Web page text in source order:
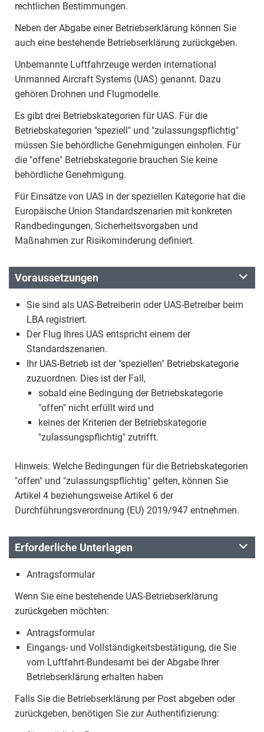
rechtlichen Bestimmungen.
Neben der Abgabe einer Betriebserklärung können Sie
auch eine bestehende Betriebserklärung zurückgeben.
Unbemannte Luftfahrzeuge werden international
Unmanned Aircraft Systems (UAS) genannt. Dazu
gehören Drohnen und Flugmodelle.
Es gibt drei Betriebskategorien für UAS. Für die
Betriebskategorien "speziell" und "zulassungspflichtig"
müssen Sie behördliche Genehmigungen einholen. Für
die "offene" Betriebskategorie brauchen Sie keine
behördliche Genehmigung.
Für Einsätze von UAS in der speziellen Kategorie hat die
Europäische Union Standardszenarien mit konkreten
Randbedingungen, Sicherheitsvorgaben und
Maßnahmen zur Risikominderung definiert.
Voraussetzungen
Sie sind als UAS-Betreiberin oder UAS-Betreiber beim
LBA registriert.
Der Flug Ihres UAS entspricht einem der
Standardszenarien.
Ihr UAS-Betrieb ist der "speziellen" Betriebskategorie
zuzuordnen. Dies ist der Fall,
sobald eine Bedingung der Betriebskategorie
"offen" nicht erfüllt wird und
keines der Kriterien der Betriebskategorie
"zulassungspflichtig" zutrifft.
Hinweis: Welche Bedingungen für die Betriebskategorien
"offen" und "zulassungspflichtig" gelten, können Sie
Artikel 4 beziehungsweise Artikel 6 der
Durchführungsverordnung (EU) 2019/947 entnehmen.
Erforderliche Unterlagen
Antragsformular
Wenn Sie eine bestehende UAS-Betriebserklärung
zurückgeben möchten:
Antragsformular
Eingangs- und Vollständigkeitsbestätigung, die Sie
vom Luftfahrt-Bundesamt bei der Abgabe Ihrer
Betriebserklärung erhalten haben
Falls Sie die Betriebserklärung per Post abgeben oder
zurückgeben, benötigen Sie zur Authentifizierung: